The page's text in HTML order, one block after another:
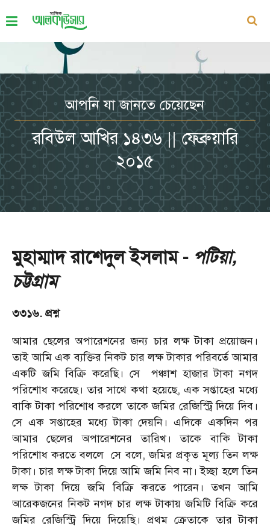
আপনি যা জানতে চেয়েছেন
রবিউল আখির ১৪৩৬ || ফেব্রুয়ারি
২০১৫
মুহাম্মাদ রাশেদুল ইসলাম - পটিয়া,
চট্টগ্রাম
৩৩১৬. প্রশ্ন
আমার ছেলের অপারেশনের জন্য চার লক্ষ টাকা প্রয়োজন।
তাই আমি এক ব্যক্তির নিকট চার লক্ষ টাকার পরিবর্তে আমার
একটি জমি বিক্রি করেছি। সে
পঞ্চাশ হাজার টাকা নগদ
পরিশোধ করেছে। তার সাথে কথা হয়েছে, এক সপ্তাহের মধ্যে
বাকি টাকা পরিশোধ করলে তাকে জমির রেজিস্ট্রি দিয়ে দিব।
সে এক সপ্তাহের মধ্যে টাকা দেয়নি। এদিকে একদিন পর
আমার ছেলের অপারেশনের তারিখ। তাকে বাকি টাকা
পরিশোধ করতে বললে সে বলে, জমির প্রকৃত মূল্য তিন লক্ষ
টাকা। চার লক্ষ টাকা দিয়ে আমি জমি নিব না। ইচ্ছা হলে তিন
লক্ষ টাকা দিয়ে জমি বিক্রি করতে পারেন। তখন আমি
আরেকজনের নিকট নগদ চার লক্ষ টাকায় জমিটি বিক্রি করে
জমির রেজিস্ট্রি দিয়ে দিয়েছি। প্রথম ক্রেতাকে তার টাকা